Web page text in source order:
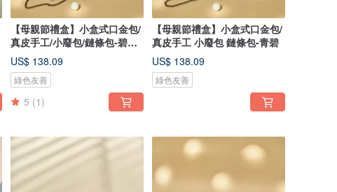
【母親節禮盒】小盒式口金包/
真皮手工/小廢包/鏈條包-碧玉
綠
US$ 138.09
綠色友善
5 (1)
【母親節禮盒】小盒式口金包/
真皮手工 小廢包 鏈條包-青碧
US$ 138.09
綠色友善